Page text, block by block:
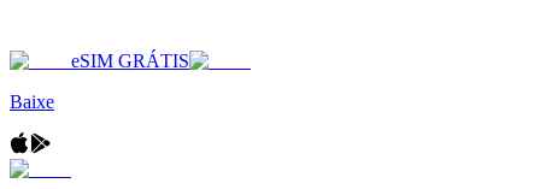
eSIM GRÁTIS
Baixe